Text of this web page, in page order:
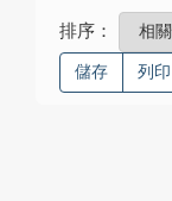
排序：
儲存 列印